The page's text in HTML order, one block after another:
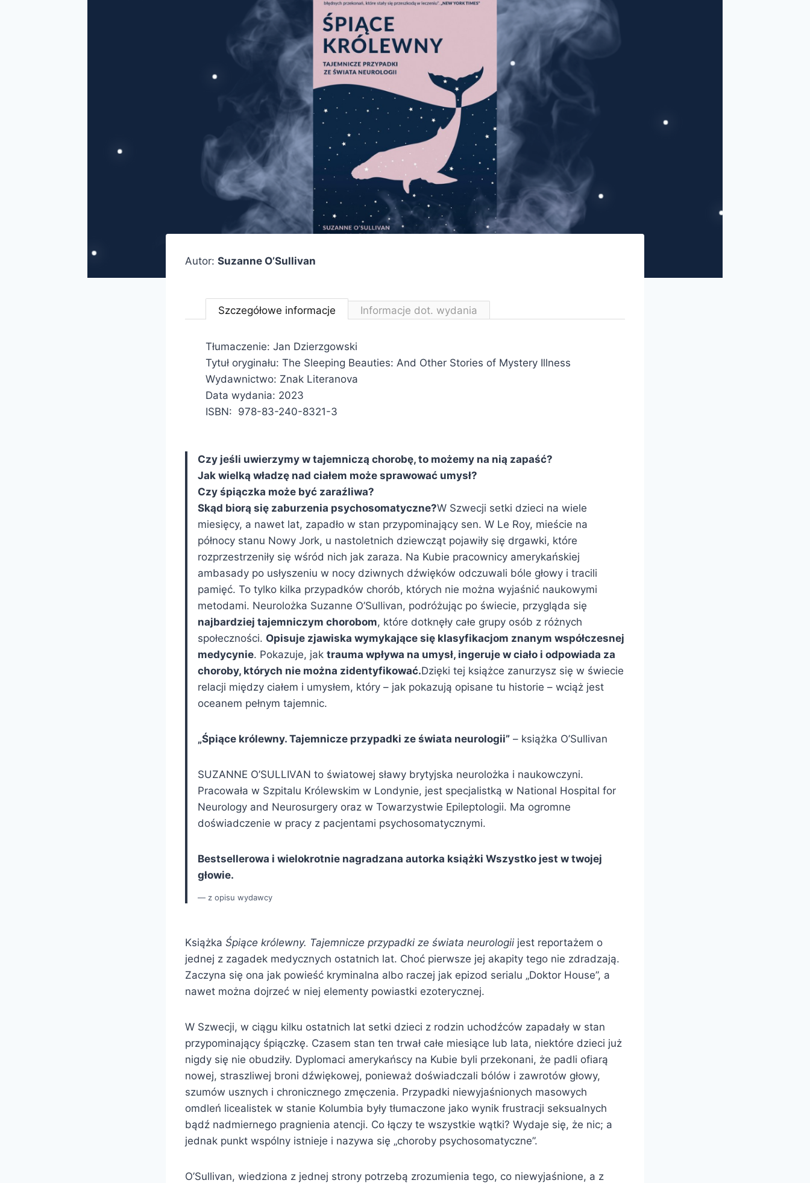
Autor: Suzanne O’Sullivan
Szczegółowe informacje Informacje dot. wydania
Tłumaczenie: Jan Dzierzgowski
Tytuł oryginału: The Sleeping Beauties: And Other Stories of Mystery Illness
Wydawnictwo: Znak Literanova
Data wydania: 2023
ISBN: 978-83-240-8321-3
Czy jeśli uwierzymy w tajemniczą chorobę, to możemy na nią zapaść?
Jak wielką władzę nad ciałem może sprawować umysł?
Czy śpiączka może być zaraźliwa?
Skąd biorą się zaburzenia psychosomatyczne?W Szwecji setki dzieci na wiele
miesięcy, a nawet lat, zapadło w stan przypominający sen. W Le Roy, mieście na
północy stanu Nowy Jork, u nastoletnich dziewcząt pojawiły się drgawki, które
rozprzestrzeniły się wśród nich jak zaraza. Na Kubie pracownicy amerykańskiej
ambasady po usłyszeniu w nocy dziwnych dźwięków odczuwali bóle głowy i tracili
pamięć. To tylko kilka przypadków chorób, których nie można wyjaśnić naukowymi
metodami. Neurolożka Suzanne O’Sullivan, podróżując po świecie, przygląda się
najbardziej tajemniczym chorobom, które dotknęły całe grupy osób z różnych
społeczności. Opisuje zjawiska wymykające się klasyfikacjom znanym współczesnej
medycynie. Pokazuje, jak trauma wpływa na umysł, ingeruje w ciało i odpowiada za
choroby, których nie można zidentyfikować.Dzięki tej książce zanurzysz się w świecie
relacji między ciałem i umysłem, który – jak pokazują opisane tu historie – wciąż jest
oceanem pełnym tajemnic.
„Śpiące królewny. Tajemnicze przypadki ze świata neurologii” – książka O’Sullivan
SUZANNE O’SULLIVAN to światowej sławy brytyjska neurolożka i naukowczyni.
Pracowała w Szpitalu Królewskim w Londynie, jest specjalistką w National Hospital for
Neurology and Neurosurgery oraz w Towarzystwie Epileptologii. Ma ogromne
doświadczenie w pracy z pacjentami psychosomatycznymi.
Bestsellerowa i wielokrotnie nagradzana autorka książki Wszystko jest w twojej
głowie.
z opisu wydawcy
Książka Śpiące królewny. Tajemnicze przypadki ze świata neurologii jest reportażem o
jednej z zagadek medycznych ostatnich lat. Choć pierwsze jej akapity tego nie zdradzają.
Zaczyna się ona jak powieść kryminalna albo raczej jak epizod serialu „Doktor House”, a
nawet można dojrzeć w niej elementy powiastki ezoterycznej.
W Szwecji, w ciągu kilku ostatnich lat setki dzieci z rodzin uchodźców zapadały w stan
przypominający śpiączkę. Czasem stan ten trwał całe miesiące lub lata, niektóre dzieci już
nigdy się nie obudziły. Dyplomaci amerykańscy na Kubie byli przekonani, że padli ofiarą
nowej, straszliwej broni dźwiękowej, ponieważ doświadczali bólów i zawrotów głowy,
szumów usznych i chronicznego zmęczenia. Przypadki niewyjaśnionych masowych
omdleń licealistek w stanie Kolumbia były tłumaczone jako wynik frustracji seksualnych
bądź nadmiernego pragnienia atencji. Co łączy te wszystkie wątki? Wydaje się, że nic; a
jednak punkt wspólny istnieje i nazywa się „choroby psychosomatyczne”.
O’Sullivan, wiedziona z jednej strony potrzebą zrozumienia tego, co niewyjaśnione, a z